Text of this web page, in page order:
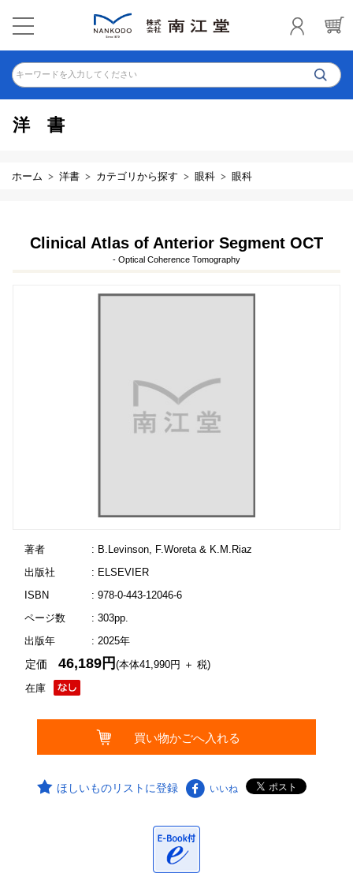
キーワードを入力してください
洋書
ホーム 洋書 カテゴリから探す 眼科 眼科
Clinical Atlas of Anterior Segment OCT
- Optical Coherence Tomography
著者
: B.Levinson, F.Woreta & K.M.Riaz
出版社
: ELSEVIER
ISBN
: 978-0-443-12046-6
ページ数
: 303pp.
出版年
: 2025年
在庫
定価46,189円(本体41,990円 ＋ 税)
ほしいものリストに登録 いいね